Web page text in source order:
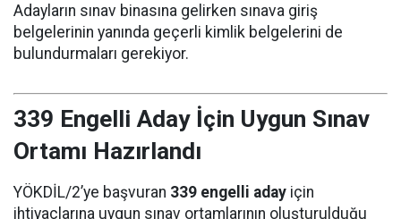
Adayların sınav binasına gelirken sınava giriş
belgelerinin yanında geçerli kimlik belgelerini de
bulundurmaları gerekiyor.
339 Engelli Aday İçin Uygun Sınav
Ortamı Hazırlandı
YÖKDİL/2’ye başvuran 339 engelli aday için
ihtiyaçlarına uygun sınav ortamlarının oluşturulduğu